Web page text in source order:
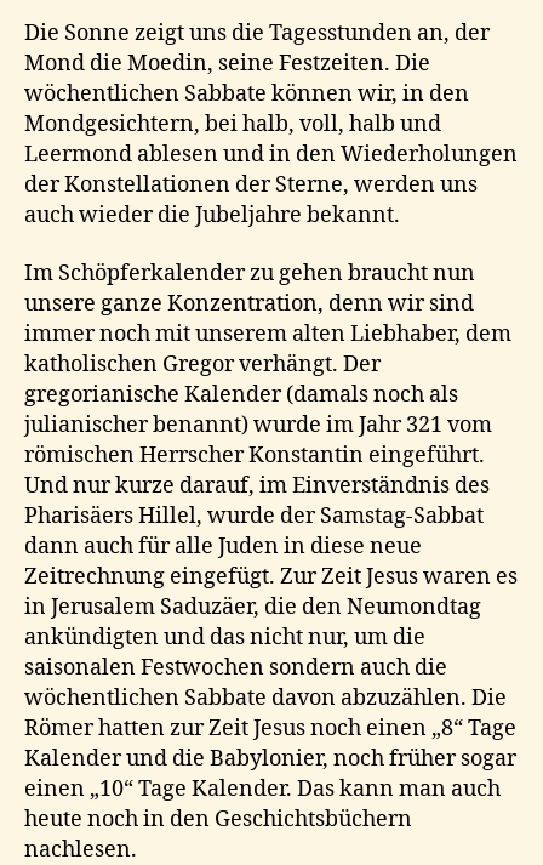
Die Sonne zeigt uns die Tagesstunden an, der
Mond die Moedin, seine Festzeiten. Die
wöchentlichen Sabbate können wir, in den
Mondgesichtern, bei halb, voll, halb und
Leermond ablesen und in den Wiederholungen
der Konstellationen der Sterne, werden uns
auch wieder die Jubeljahre bekannt.
Im Schöpferkalender zu gehen braucht nun
unsere ganze Konzentration, denn wir sind
immer noch mit unserem alten Liebhaber, dem
katholischen Gregor verhängt. Der
gregorianische Kalender (damals noch als
julianischer benannt) wurde im Jahr 321 vom
römischen Herrscher Konstantin eingeführt.
Und nur kurze darauf, im Einverständnis des
Pharisäers Hillel, wurde der Samstag-Sabbat
dann auch für alle Juden in diese neue
Zeitrechnung eingefügt. Zur Zeit Jesus waren es
in Jerusalem Saduzäer, die den Neumondtag
ankündigten und das nicht nur, um die
saisonalen Festwochen sondern auch die
wöchentlichen Sabbate davon abzuzählen. Die
Römer hatten zur Zeit Jesus noch einen „8“ Tage
Kalender und die Babylonier, noch früher sogar
einen „10“ Tage Kalender. Das kann man auch
heute noch in den Geschichtsbüchern
nachlesen.